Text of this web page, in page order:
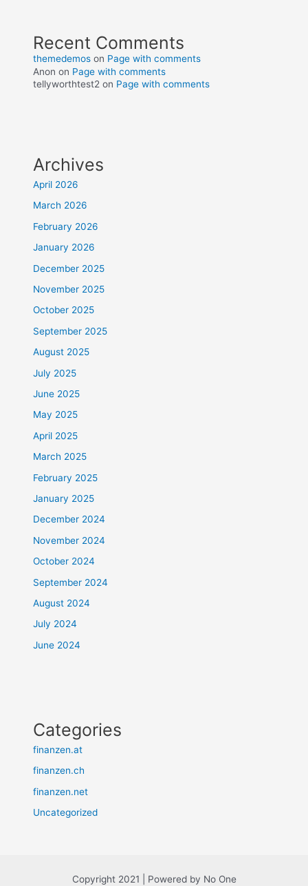
Recent Comments
themedemos on Page with comments
Anon on Page with comments
tellyworthtest2 on Page with comments
Archives
April 2026
March 2026
February 2026
January 2026
December 2025
November 2025
October 2025
September 2025
August 2025
July 2025
June 2025
May 2025
April 2025
March 2025
February 2025
January 2025
December 2024
November 2024
October 2024
September 2024
August 2024
July 2024
June 2024
Categories
finanzen.at
finanzen.ch
finanzen.net
Uncategorized
Copyright 2021 | Powered by No One